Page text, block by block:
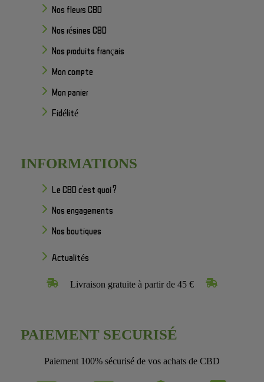
Nos fleurs CBD
Nos résines CBD
Nos produits français
Mon compte
Mon panier
Fidélité
INFORMATIONS
Le CBD c'est quoi ?
Nos engagements
Nos boutiques
Actualités
Livraison gratuite à partir de 45 €
PAIEMENT SECURISÉ
Paiement 100% sécurisé de vos achats de CBD